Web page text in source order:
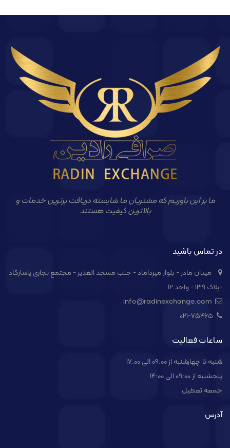
ما بر این باوریم که مشتریان ما شایسته دریافت برترین خدمات و
بالاترین کیفیت هستند
در تماس باشید
میدان مادر - بلوار میرداماد - جنب مسجد الغدیر - مجتمع تجاری پاسارگاد
-پلاک ۱۳۹ - واحد ۱۲
021-۷۵۴۶۵
ساعات فعالیت
شنبه تا چهارشنبه از 09:00 الی 17:00
پنجشنبه از 09:00 الی 14:00
جمعه تعطیل
آدرس